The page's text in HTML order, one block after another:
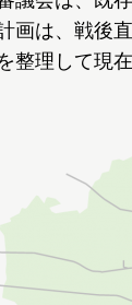
画は、戦後
整理して現